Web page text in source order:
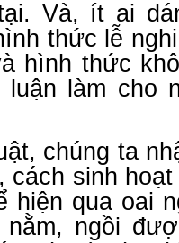
Và, ít ai
thức lễ
hình thức
làm cho
chúng ta
cách sinh
hiện qua oai
ngồi